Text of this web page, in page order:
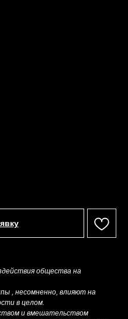
общества на
, несомненно, влияют на
в целом.
и вмешательством